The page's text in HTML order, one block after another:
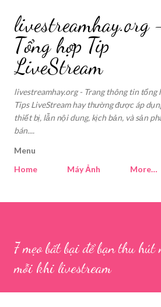
livestreamhay.org
Tổng hợp Tip
LiveStream
livestreamhay.org - Trang thông tin tổng
Tips LiveStream hay thường được áp
thiết bị, lẫn nội dung, kịch bản, và sản
bán....
Menu
Home
Máy Ảnh More…
7 mẹo bất bại để bạn thu
mỗi khi livestream